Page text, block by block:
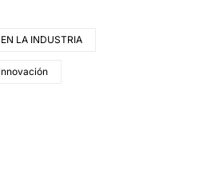
LA INDUSTRIA